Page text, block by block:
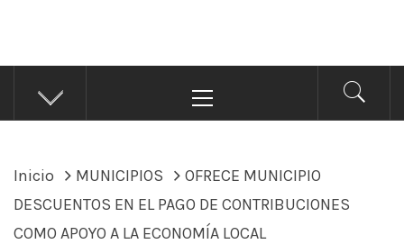
ÁNDALE NOTICIAS
Noticias
principal
Inicio MUNICIPIOS
OFRECE MUNICIPIO
DESCUENTOS EN EL PAGO DE CONTRIBUCIONES
COMO APOYO A LA ECONOMÍA LOCAL